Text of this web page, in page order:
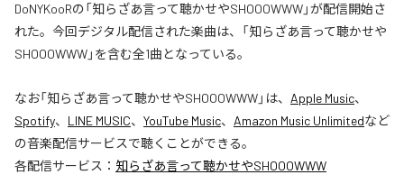
DoNYKooRの「知らざあ言って聴かせやSHOOOWWW」が配信開始さ
れた。今回デジタル配信された楽曲は、「知らざあ言って聴かせや
SHOOOWWW」を含む全1曲となっている。
なお「知らざあ言って聴かせやSHOOOWWW」は、 Apple Music、
Spotify、 LINE MUSIC、 YouTube Music、 Amazon Music Unlimitedなど
の音楽配信サービスで聴くことができる。
各配信サービス： 知らざあ言って聴かせやSHOOOWWW